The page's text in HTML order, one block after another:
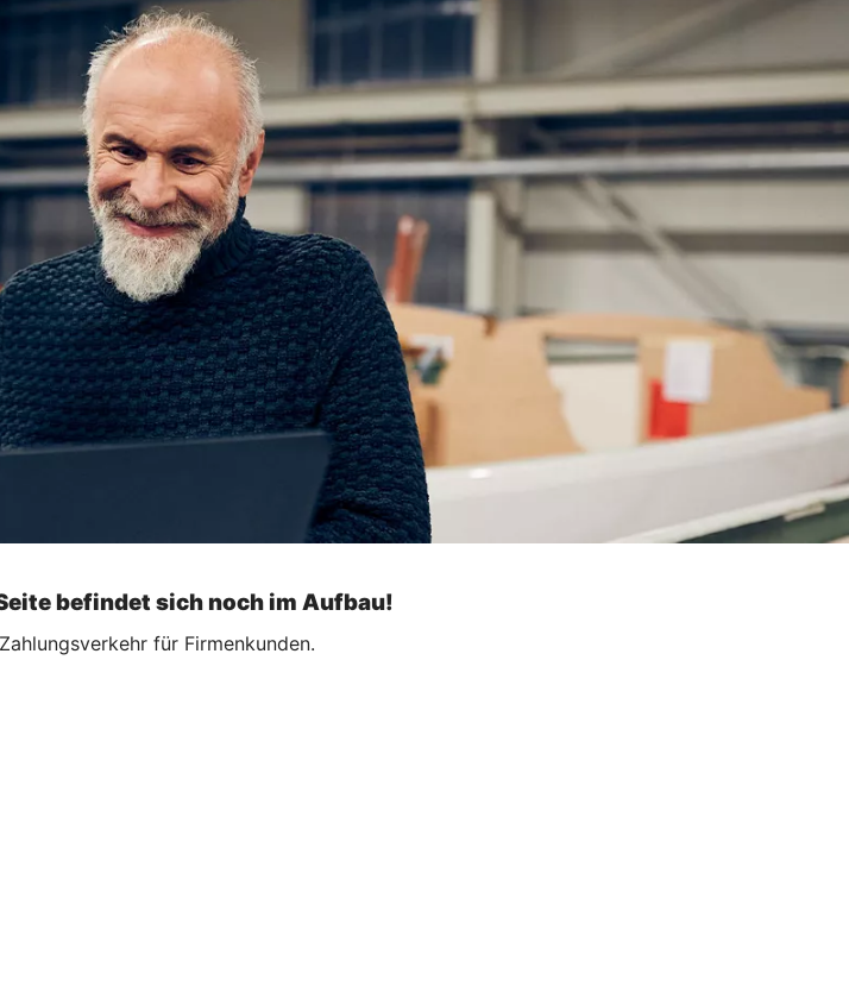
befindet sich noch im Aufbau!
für Firmenkunden.